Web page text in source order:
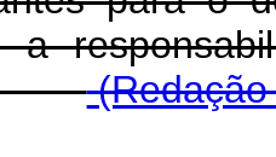
a
(Redação